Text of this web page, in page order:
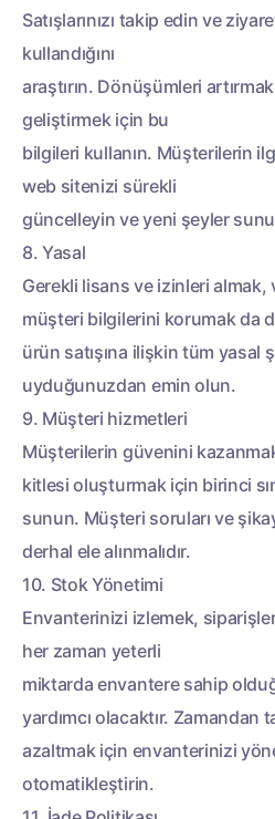
Satışlarınızı takip edin ve
kullandığını
araştırın. Dönüşümleri
geliştirmek için bu
bilgileri kullanın. Müşterilerin
web sitenizi sürekli
güncelleyin ve yeni şeyler
8. Yasal
Gerekli lisans ve izinleri
müşteri bilgilerini korumak da
ürün satışına ilişkin tüm yasal
uyduğunuzdan emin olun.
9. Müşteri hizmetleri
Müşterilerin güvenini
kitlesi oluşturmak için birinci
sunun. Müşteri soruları ve
derhal ele alınmalıdır.
10. Stok Yönetimi
Envanterinizi izlemek,
her zaman yeterli
miktarda envantere sahip
yardımcı olacaktır. Zamandan
azaltmak için envanterinizi
otomatikleştirin.